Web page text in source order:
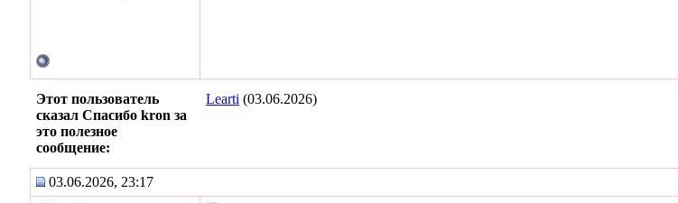
Этот пользователь
сказал Спасибо kron за
это полезное
сообщение:
Learti (03.06.2026)
03.06.2026, 23:17